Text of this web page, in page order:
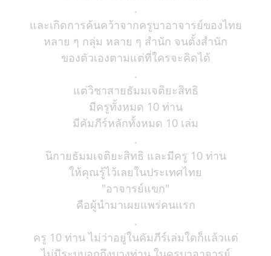
.
และเกิดการค้นคว้าจากครูบาอาจารย์ของไทย
หลาย ๆ กลุ่ม หลาย ๆ สำนัก จนตั้งสำนัก
ของตัวเองตามแต่ที่ใครจะคิดได้
.
แต่วิชาสายธัมมเจติยะสิทธิ
มีครูทั้งหมด 10 ท่าน
มีคัมภีร์หลักทั้งหมด 10 เล่ม
.
นิกายธัมมเจติยะสิทธิ และมีครู 10 ท่าน
ให้คุณรู้ไว้เลยในประเทศไทย
"อาจารย์แขก"
คือผู้นำมาเผยแพร่คนแรก
.
ครู 10 ท่าน ไม่ว่าอยู่ในคัมภีร์เล่มใดก็แล้วแต่